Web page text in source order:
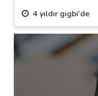
4 yıldır gigbi'de